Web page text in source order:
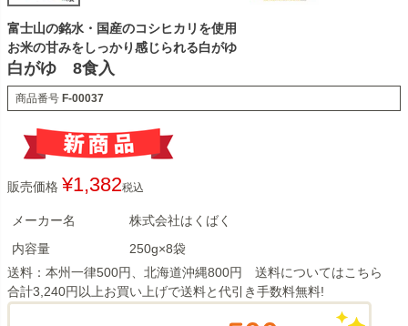
富士山の銘水・国産のコシヒカリを使用
お米の甘みをしっかり感じられる白がゆ
白がゆ 8食入
商品番号 F-00037
販売価格 ¥1,382税込
メーカー名
株式会社はくばく
内容量
250g×8袋
送料：本州一律500円、北海道沖縄800円 送料についてはこちら
合計3,240円以上お買い上げで送料と代引き手数料無料!